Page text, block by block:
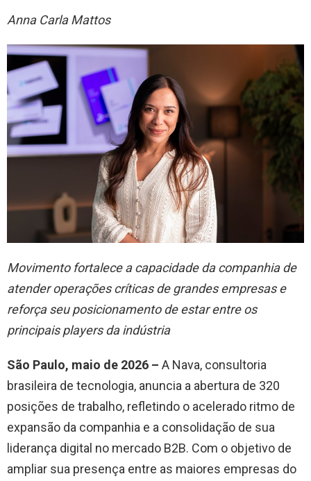
Anna Carla Mattos
Movimento fortalece a capacidade da companhia de
atender operações críticas de grandes empresas e
reforça seu posicionamento de estar entre os
principais players da indústria
São Paulo, maio de 2026 – A Nava, consultoria
brasileira de tecnologia, anuncia a abertura de 320
posições de trabalho, refletindo o acelerado ritmo de
expansão da companhia e a consolidação de sua
liderança digital no mercado B2B. Com o objetivo de
ampliar sua presença entre as maiores empresas do